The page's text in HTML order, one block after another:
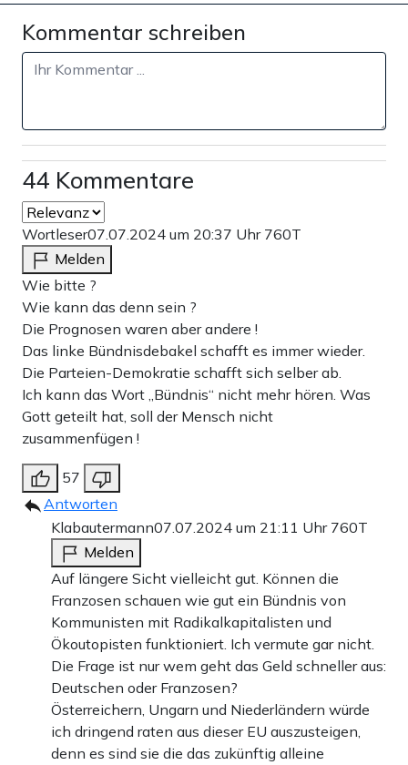
Kommentar schreiben
44 Kommentare
Wortleser07.07.2024 um 20:37 Uhr 760T
Melden
Wie bitte ?
Wie kann das denn sein ?
Die Prognosen waren aber andere !
Das linke Bündnisdebakel schafft es immer wieder.
Die Parteien-Demokratie schafft sich selber ab.
Ich kann das Wort „Bündnis“ nicht mehr hören. Was
Gott geteilt hat, soll der Mensch nicht
zusammenfügen !
57
Antworten
Klabautermann07.07.2024 um 21:11 Uhr 760T
Melden
Auf längere Sicht vielleicht gut. Können die
Franzosen schauen wie gut ein Bündnis von
Kommunisten mit Radikalkapitalisten und
Ökoutopisten funktioniert. Ich vermute gar nicht.
Die Frage ist nur wem geht das Geld schneller aus:
Deutschen oder Franzosen?
Österreichern, Ungarn und Niederländern würde
ich dringend raten aus dieser EU auszusteigen,
denn es sind sie die das zukünftig alleine